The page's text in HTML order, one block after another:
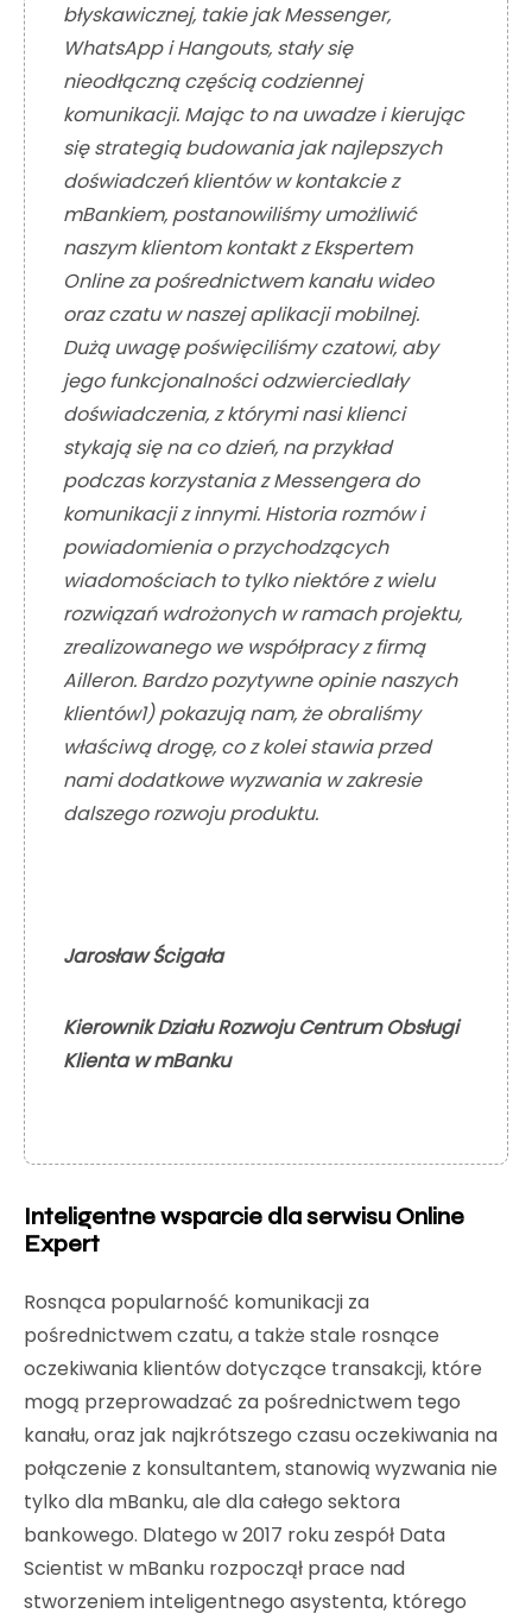
błyskawicznej, takie jak Messenger,
WhatsApp i Hangouts, stały się
nieodłączną częścią codziennej
komunikacji. Mając to na uwadze i kierując
się strategią budowania jak najlepszych
doświadczeń klientów w kontakcie z
mBankiem, postanowiliśmy umożliwić
naszym klientom kontakt z Ekspertem
Online za pośrednictwem kanału wideo
oraz czatu w naszej aplikacji mobilnej.
Dużą uwagę poświęciliśmy czatowi, aby
jego funkcjonalności odzwierciedlały
doświadczenia, z którymi nasi klienci
stykają się na co dzień, na przykład
podczas korzystania z Messengera do
komunikacji z innymi. Historia rozmów i
powiadomienia o przychodzących
wiadomościach to tylko niektóre z wielu
rozwiązań wdrożonych w ramach projektu,
zrealizowanego we współpracy z firmą
Ailleron. Bardzo pozytywne opinie naszych
klientów1) pokazują nam, że obraliśmy
właściwą drogę, co z kolei stawia przed
nami dodatkowe wyzwania w zakresie
dalszego rozwoju produktu.
Jarosław Ścigała
Kierownik Działu Rozwoju Centrum Obsługi
Klienta w mBanku
Inteligentne wsparcie dla serwisu Online
Expert
Rosnąca popularność komunikacji za
pośrednictwem czatu, a także stale rosnące
oczekiwania klientów dotyczące transakcji, które
mogą przeprowadzać za pośrednictwem tego
kanału, oraz jak najkrótszego czasu oczekiwania na
połączenie z konsultantem, stanowią wyzwania nie
tylko dla mBanku, ale dla całego sektora
bankowego. Dlatego w 2017 roku zespół Data
Scientist w mBanku rozpoczął prace nad
stworzeniem inteligentnego asystenta, którego